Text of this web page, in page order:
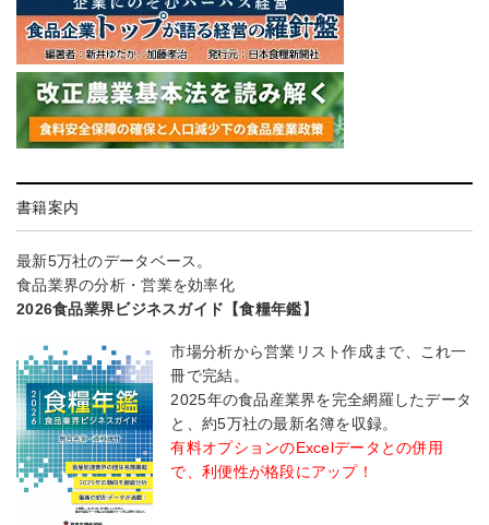
書籍案内
最新5万社のデータベース。
食品業界の分析・営業を効率化
2026食品業界ビジネスガイド【食糧年鑑】
市場分析から営業リスト作成まで、これ一
冊で完結。
2025年の食品産業界を完全網羅したデータ
と、約5万社の最新名簿を収録。
有料オプションのExcelデータとの併用
で、利便性が格段にアップ！